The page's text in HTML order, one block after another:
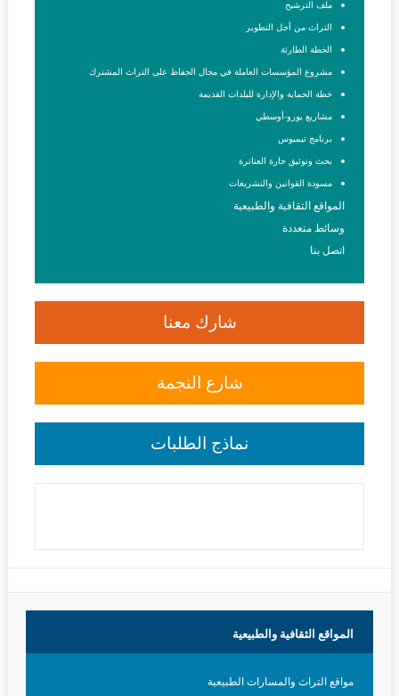
ملف الترشيح
التراث من أجل التطوير
الخطة الطارئة
مشروع المؤسسات العاملة في مجال الحفاظ على التراث المشترك
خطة الحماية والإدارة للبلدات القديمة
مشاريع يورو-أوسطي
برنامج تيمبوس
بحث وتوثيق حارة العناترة
مسودة القوانين والتشريعات
المواقع الثقافية والطبيعية
وسائط متعددة
اتصل بنا
شارك معنا
شارع النجمة
نماذج الطلبات
المواقع الثقافية والطبيعية
مواقع التراث والمسارات الطبيعية